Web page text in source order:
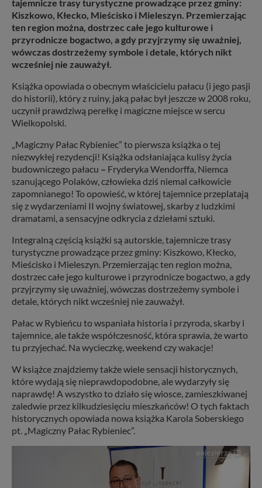
tajemnicze trasy turystyczne prowadzące przez gminy:
Kiszkowo, Kłecko, Mieścisko i Mieleszyn. Przemierzając
ten region można, dostrzec całe jego kulturowe i
przyrodnicze bogactwo, a gdy przyjrzymy się uważniej,
wówczas dostrzeżemy symbole i detale, których nikt
wcześniej nie zauważył.
Książka opowiada o obecnym właścicielu pałacu (i jego pasji
do historii), który z ruiny, jaką pałac był jeszcze w 2008 roku,
uczynił prawdziwą perełkę i magiczne miejsce w sercu
Wielkopolski.
„Magiczny Pałac Rybieniec” to pierwsza książka o tej
niezwykłej rezydencji! Książka odsłaniająca kulisy życia
budowniczego pałacu – Fryderyka Wendorffa, Niemca
szanującego Polaków, człowieka dziś niemal całkowicie
zapomnianego! To opowieść, w której tajemnice przeplatają
się z wydarzeniami II wojny światowej, skarby z ludzkimi
dramatami, a sensacyjne odkrycia z dziełami sztuki.
Integralną częścią książki są autorskie, tajemnicze trasy
turystyczne prowadzące przez gminy: Kiszkowo, Kłecko,
Mieścisko i Mieleszyn. Przemierzając ten region można,
dostrzec całe jego kulturowe i przyrodnicze bogactwo, a gdy
przyjrzymy się uważniej, wówczas dostrzeżemy symbole i
detale, których nikt wcześniej nie zauważył.
Pałac w Rybieńcu to wspaniała historia i przyroda, skarby i
tajemnice, ale także współczesność, która sprawia, że warto
tu przyjechać. Na wycieczkę, weekend czy wakacje!
W książce znajdziemy także wiele sensacji historycznych,
które wydają się nieprawdopodobne, ale wydarzyły się
naprawdę! A wszystko to działo się wiosce, zamieszkiwanej
zaledwie przez kilkudziesięciu mieszkańców! O tych faktach
historycznych opowiada nowa książka Karola Soberskiego
pt. „Magiczny Pałac Rybieniec”.